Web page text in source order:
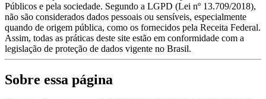
Públicos e pela sociedade. Segundo a LGPD (Lei nº 13.709/2018),
não são considerados dados pessoais ou sensíveis, especialmente
quando de origem pública, como os fornecidos pela Receita Federal.
Assim, todas as práticas deste site estão em conformidade com a
legislação de proteção de dados vigente no Brasil.
Sobre essa página